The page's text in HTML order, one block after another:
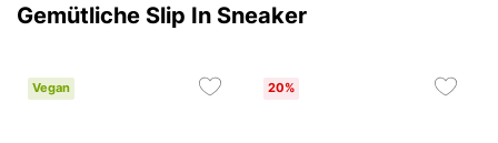
Gemütliche Slip In Sneaker
Vegan 20%